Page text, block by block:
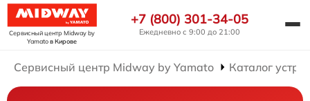
Сервисный центр Midway by
Yamatoв Кирове
+7 (800) 301-34-05
Ежедневно с 9:00 до 21:00
Сервисный центр Midway by Yamato Каталог